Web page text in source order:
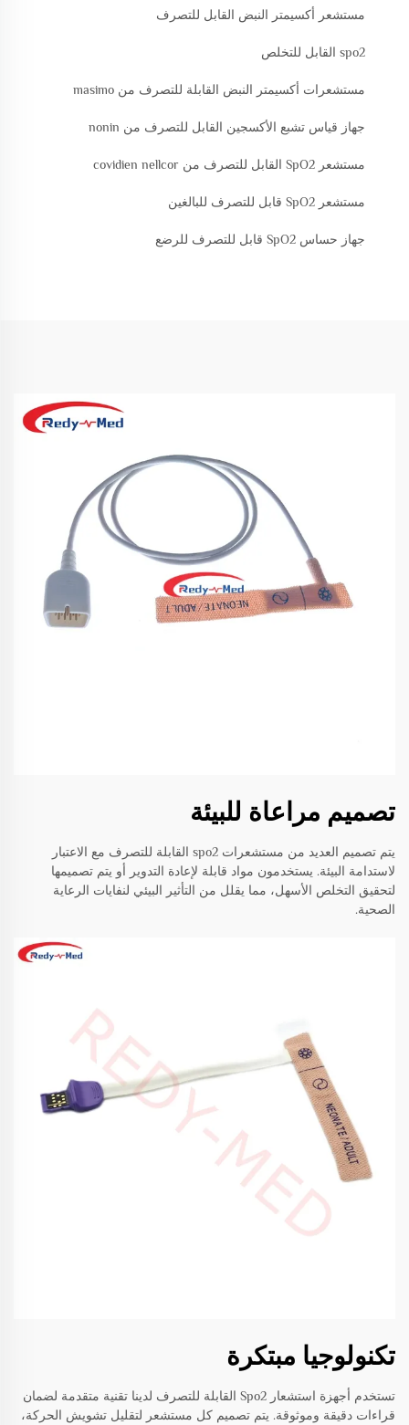
مستشعر أكسيمتر النبض القابل للتصرف
spo2 القابل للتخلص
مستشعرات أكسيمتر النبض القابلة للتصرف من masimo
جهاز قياس تشبع الأكسجين القابل للتصرف من nonin
مستشعر SpO2 القابل للتصرف من covidien nellcor
مستشعر SpO2 قابل للتصرف للبالغين
جهاز حساس SpO2 قابل للتصرف للرضع
تصميم مراعاة للبيئة
يتم تصميم العديد من مستشعرات spo2 القابلة للتصرف مع الاعتبار
لاستدامة البيئة. يستخدمون مواد قابلة لإعادة التدوير أو يتم تصميمها
لتحقيق التخلص الأسهل، مما يقلل من التأثير البيئي لنفايات الرعاية
الصحية.
تكنولوجيا مبتكرة
تستخدم أجهزة استشعار Spo2 القابلة للتصرف لدينا تقنية متقدمة لضمان
قراءات دقيقة وموثوقة. يتم تصميم كل مستشعر لتقليل تشويش الحركة،